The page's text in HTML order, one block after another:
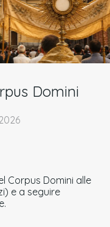
Domini
Corpus Domini alle
e a seguire